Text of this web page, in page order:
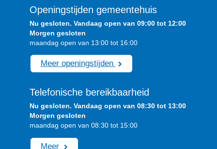
Openingstijden gemeentehuis
Nu gesloten. Vandaag open van 09:00 tot 12:00
Morgen gesloten
maandag open van 13:00 tot 16:00
Meer openingstijden
Telefonische bereikbaarheid
Nu gesloten. Vandaag open van 08:30 tot 13:00
Morgen gesloten
maandag open van 08:30 tot 15:00
Meer